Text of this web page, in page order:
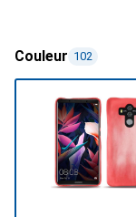
Couleur 102